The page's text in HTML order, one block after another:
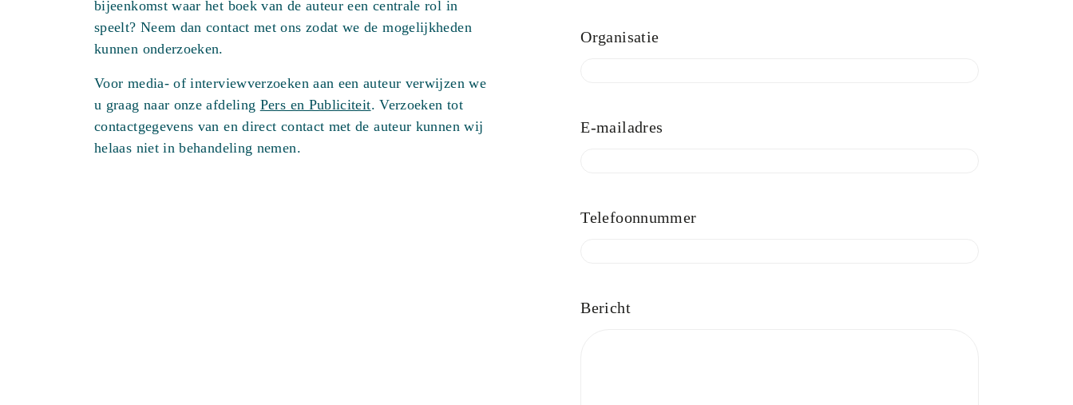
bijeenkomst waar het boek van de auteur een centrale rol in
speelt? Neem dan contact met ons zodat we de mogelijkheden
kunnen onderzoeken.
Voor media- of interviewverzoeken aan een auteur verwijzen we
u graag naar onze afdeling Pers en Publiciteit. Verzoeken tot
contactgegevens van en direct contact met de auteur kunnen wij
helaas niet in behandeling nemen.
Organisatie
E-mailadres
Telefoonnummer
Bericht